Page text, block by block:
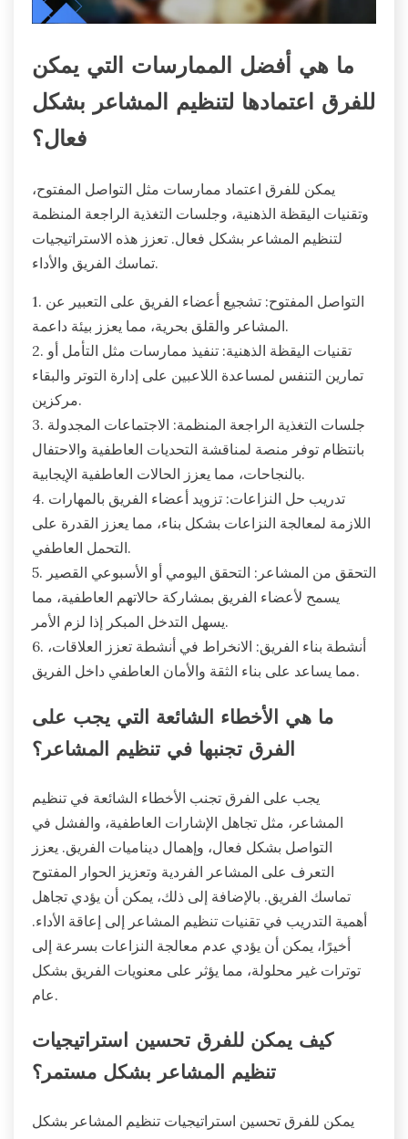
ما هي أفضل الممارسات التي يمكن
للفرق اعتمادها لتنظيم المشاعر بشكل
فعال؟
يمكن للفرق اعتماد ممارسات مثل التواصل المفتوح،
وتقنيات اليقظة الذهنية، وجلسات التغذية الراجعة المنظمة
لتنظيم المشاعر بشكل فعال. تعزز هذه الاستراتيجيات
تماسك الفريق والأداء.
1. التواصل المفتوح: تشجيع أعضاء الفريق على التعبير عن
المشاعر والقلق بحرية، مما يعزز بيئة داعمة.
2. تقنيات اليقظة الذهنية: تنفيذ ممارسات مثل التأمل أو
تمارين التنفس لمساعدة اللاعبين على إدارة التوتر والبقاء
مركزين.
3. جلسات التغذية الراجعة المنظمة: الاجتماعات المجدولة
بانتظام توفر منصة لمناقشة التحديات العاطفية والاحتفال
بالنجاحات، مما يعزز الحالات العاطفية الإيجابية.
4. تدريب حل النزاعات: تزويد أعضاء الفريق بالمهارات
اللازمة لمعالجة النزاعات بشكل بناء، مما يعزز القدرة على
التحمل العاطفي.
5. التحقق من المشاعر: التحقق اليومي أو الأسبوعي القصير
يسمح لأعضاء الفريق بمشاركة حالاتهم العاطفية، مما
يسهل التدخل المبكر إذا لزم الأمر.
6. أنشطة بناء الفريق: الانخراط في أنشطة تعزز العلاقات،
مما يساعد على بناء الثقة والأمان العاطفي داخل الفريق.
ما هي الأخطاء الشائعة التي يجب على
الفرق تجنبها في تنظيم المشاعر؟
يجب على الفرق تجنب الأخطاء الشائعة في تنظيم
المشاعر، مثل تجاهل الإشارات العاطفية، والفشل في
التواصل بشكل فعال، وإهمال ديناميات الفريق. يعزز
التعرف على المشاعر الفردية وتعزيز الحوار المفتوح
تماسك الفريق. بالإضافة إلى ذلك، يمكن أن يؤدي تجاهل
أهمية التدريب في تقنيات تنظيم المشاعر إلى إعاقة الأداء.
أخيرًا، يمكن أن يؤدي عدم معالجة النزاعات بسرعة إلى
توترات غير محلولة، مما يؤثر على معنويات الفريق بشكل
عام.
كيف يمكن للفرق تحسين استراتيجيات
تنظيم المشاعر بشكل مستمر؟
يمكن للفرق تحسين استراتيجيات تنظيم المشاعر بشكل